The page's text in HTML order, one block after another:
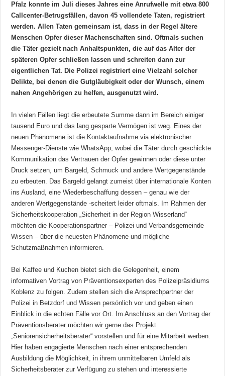
Pfalz konnte im Juli dieses Jahres eine Anrufwelle mit etwa 800
Callcenter-Betrugsfällen, davon 45 vollendete Taten, registriert
werden. Allen Taten gemeinsam ist, dass in der Regel ältere
Menschen Opfer dieser Machenschaften sind. Oftmals suchen
die Täter gezielt nach Anhaltspunkten, die auf das Alter der
späteren Opfer schließen lassen und schreiten dann zur
eigentlichen Tat. Die Polizei registriert eine Vielzahl solcher
Delikte, bei denen die Gutgläubigkeit oder der Wunsch, einem
nahen Angehörigen zu helfen, ausgenutzt wird.
In vielen Fällen liegt die erbeutete Summe dann im Bereich einiger
tausend Euro und das lang gesparte Vermögen ist weg. Eines der
neuen Phänomene ist die Kontaktaufnahme via elektronischer
Messenger-Dienste wie WhatsApp, wobei die Täter durch geschickte
Kommunikation das Vertrauen der Opfer gewinnen oder diese unter
Druck setzen, um Bargeld, Schmuck und andere Wertgegenstände
zu erbeuten. Das Bargeld gelangt zumeist über internationale Konten
ins Ausland, eine Wiederbeschaffung dessen – genau wie der
anderen Wertgegenstände -scheitert leider oftmals. Im Rahmen der
Sicherheitskooperation „Sicherheit in der Region Wisserland“
möchten die Kooperationspartner – Polizei und Verbandsgemeinde
Wissen – über die neuesten Phänomene und mögliche
Schutzmaßnahmen informieren.
Bei Kaffee und Kuchen bietet sich die Gelegenheit, einem
informativen Vortrag von Präventionsexperten des Polizeipräsidiums
Koblenz zu folgen. Zudem stellen sich die Ansprechpartner der
Polizei in Betzdorf und Wissen persönlich vor und geben einen
Einblick in die echten Fälle vor Ort. Im Anschluss an den Vortrag der
Präventionsberater möchten wir gerne das Projekt
„Seniorensicherheitsberater“ vorstellen und für eine Mitarbeit werben.
Hier haben engagierte Menschen nach einer entsprechenden
Ausbildung die Möglichkeit, in ihrem unmittelbaren Umfeld als
Sicherheitsberater zur Verfügung zu stehen und interessierte